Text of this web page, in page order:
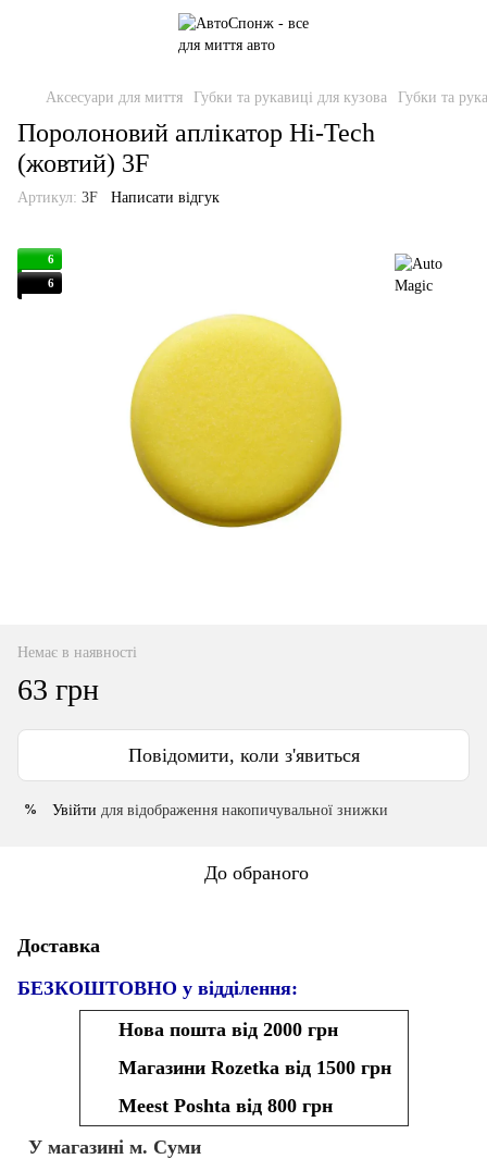
Аксесуари для миття Губки та рукавиці для кузова Губки та
Поролоновий аплікатор Hi-Tech
(жовтий) 3F
Артикул: 3F Написати відгук
6
6
Немає в наявності
63 грн
Повідомити, коли з'явиться
% Увійти для відображення накопичувальної знижки
До обраного
Доставка
БЕЗКОШТОВНО у відділення:
Нова пошта від 2000 грн
Магазини Rozetka від 1500 грн
Meest Poshta від 800 грн
У магазині м. Суми